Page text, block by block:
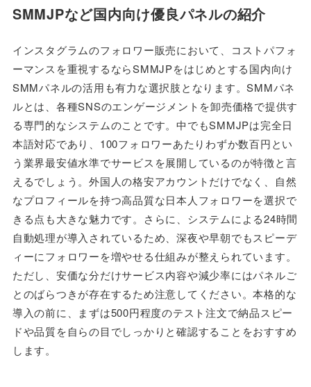
SMMJPなど国内向け優良パネルの紹介
インスタグラムのフォロワー販売において、コストパフォ
ーマンスを重視するならSMMJPをはじめとする国内向け
SMMパネルの活用も有力な選択肢となります。SMMパネ
ルとは、各種SNSのエンゲージメントを卸売価格で提供す
る専門的なシステムのことです。中でもSMMJPは完全日
本語対応であり、100フォロワーあたりわずか数百円とい
う業界最安値水準でサービスを展開しているのが特徴と言
えるでしょう。外国人の格安アカウントだけでなく、自然
なプロフィールを持つ高品質な日本人フォロワーを選択で
きる点も大きな魅力です。さらに、システムによる24時間
自動処理が導入されているため、深夜や早朝でもスピーデ
ィーにフォロワーを増やせる仕組みが整えられています。
ただし、安価な分だけサービス内容や減少率にはパネルご
とのばらつきが存在するため注意してください。本格的な
導入の前に、まずは500円程度のテスト注文で納品スピー
ドや品質を自らの目でしっかりと確認することをおすすめ
します。